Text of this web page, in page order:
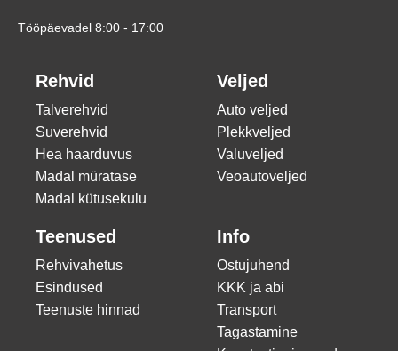
Tööpäevadel 8:00 - 17:00
Rehvid
Talverehvid
Suverehvid
Hea haarduvus
Madal müratase
Madal kütusekulu
Veljed
Auto veljed
Plekkveljed
Valuveljed
Veoautoveljed
Teenused
Rehvivahetus
Esindused
Teenuste hinnad
Info
Ostujuhend
KKK ja abi
Transport
Tagastamine